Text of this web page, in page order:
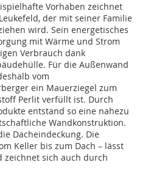
Vorhaben zeichnet
der mit seiner Familie
wird. Sein energetisches
mit Wärme und Strom
Verbrauch dank
Für die Außenwand
vom
ein Mauerziegel zum
Perlit verfüllt ist. Durch
entstand so eine nahezu
Wandkonstruktion.
Dacheindeckung. Die
Keller bis zum Dach – lässt
zeichnet sich auch durch